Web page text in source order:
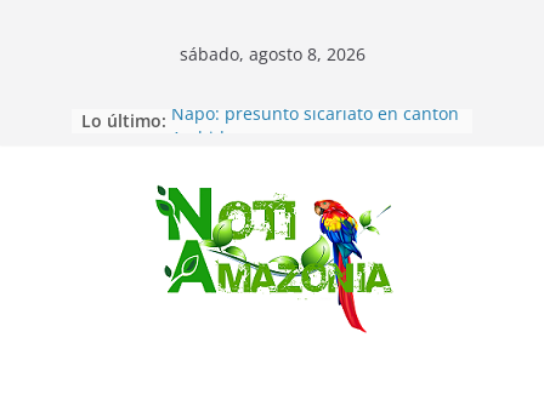
Saltar
sábado, agosto 8, 2026
Lo último: Napo: presunto sicariato en cantón
desaparecidos fueron encontrados
muertos en Puerto lopez
Sentencian a 34 años de prisión a
implicados en caso de Alison,
oriunda de Tena
Vozinha, el arquero sensación de
cabo Verde, ya llegó para